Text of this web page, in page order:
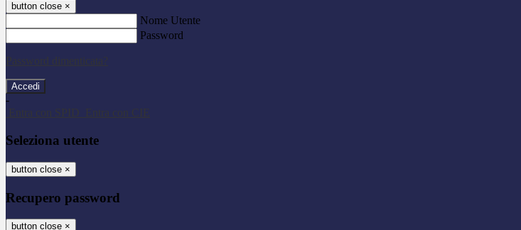
button close ×
Nome Utente
Password
Password dimenticata?
-
Entra con SPID
Entra con CIE
Seleziona utente
button close ×
Recupero password
button close ×